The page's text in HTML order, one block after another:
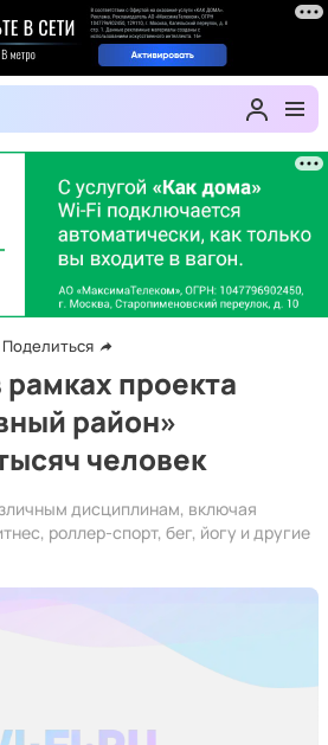
Поделиться
проекта
район»
человек
дисциплинам, включая
роллер-спорт, бег, йогу и другие